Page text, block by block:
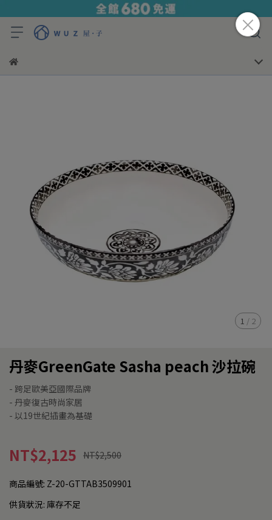
1 / 2
丹麥GreenGate Sasha peach 沙拉碗
- 跨足歐美亞國際品牌
- 丹麥復古時尚家居
- 以19世紀插畫為基礎
NT$2,125 NT$2,500
商品編號: Z-20-GTTAB3509901
供貨狀況: 庫存不足